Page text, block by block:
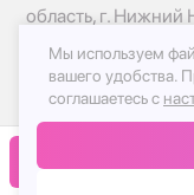
область, г.
© 2017-2026г,
Политика
Публичная оферта
Мы используем
вашего удобства.
соглашаетесь с